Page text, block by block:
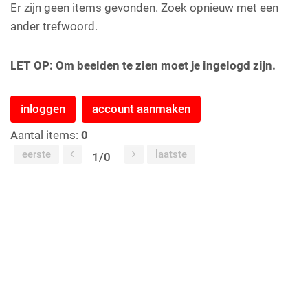
Er zijn geen items gevonden. Zoek opnieuw met een
ander trefwoord.
LET OP: Om beelden te zien moet je ingelogd zijn.
inloggen
account aanmaken
Aantal items: 0
eerste 1/0 laatste